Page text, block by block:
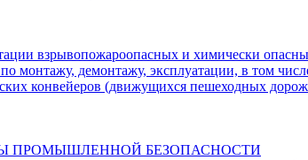
взрывопожароопасных и химически
монтажу, демонтажу, эксплуатации, в том
конвейеров (движущихся пешеходных
ПРОМЫШЛЕННОЙ БЕЗОПАСНОСТИ